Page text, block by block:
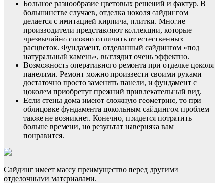
Большое разнообразие цветовых решений и фактур. В
большинстве случаев, отделка цоколя сайдингом
делается с имитацией кирпича, плитки. Многие
производители представляют коллекции, которые
чрезвычайно сложно отличить от естественных
расцветок. Фундамент, отделанный сайдингом «под
натуральный камень», выглядит очень эффектно.
Возможность оперативного ремонта при отделке цоколя
панелями. Ремонт можно произвести своими руками –
достаточно просто заменить панели, и фундамент с
цоколем приобретут прежний привлекательный вид.
Если стены дома имеют сложную геометрию, то при
облицовке фундамента цокольным сайдингом проблем
также не возникнет. Конечно, придется потратить
больше времени, но результат наверняка вам
понравится.
Сайдинг имеет массу преимущество перед другими
отделочными материалами.